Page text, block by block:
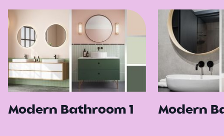
Modern Bathroom 1 Modern